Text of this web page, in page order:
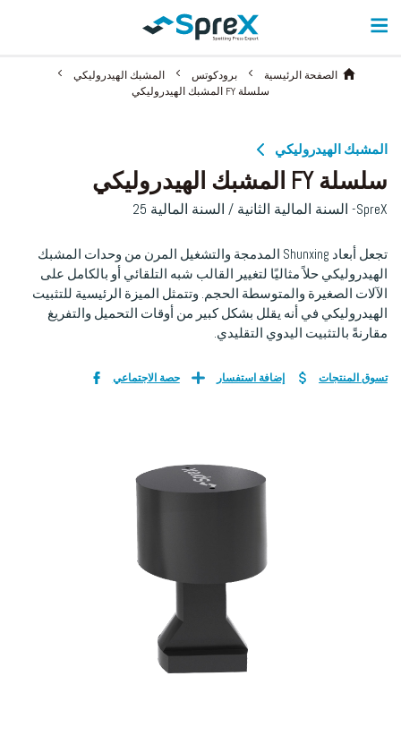
الصفحة الرئيسية برودكوتس
المشبك الهيدروليكي
سلسلة FY المشبك الهيدروليكي
المشبك الهيدروليكي
سلسلة FY المشبك الهيدروليكي
SpreX- السنة المالية الثانية / السنة المالية 25
تجعل أبعاد Shunxing المدمجة والتشغيل المرن من وحدات المشبك
الهيدروليكي حلاً مثاليًا لتغيير القالب شبه التلقائي أو بالكامل على
الآلات الصغيرة والمتوسطة الحجم. وتتمثل الميزة الرئيسية للتثبيت
الهيدروليكي في أنه يقلل بشكل كبير من أوقات التحميل والتفريغ
مقارنةً بالتثبيت اليدوي التقليدي.
تسوق المنتجات إضافة استفسار حصة الاجتماعي